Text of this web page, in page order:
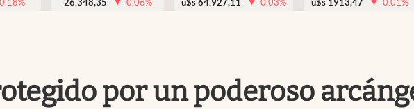
%
26.348,35
-0.06%
u$s 64.927,11 -0.03%
u$s 1913,47 -0.01%
por un poderoso